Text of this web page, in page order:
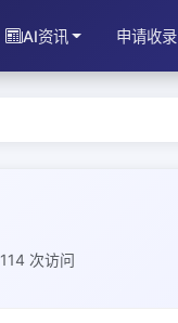
AI资讯 申请收录
114 次访问